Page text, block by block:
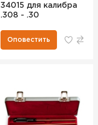
34015 для калибра
.308 - .30
Оповестить